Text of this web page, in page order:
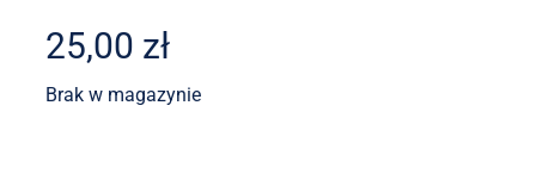
25,00 zł
Brak w magazynie